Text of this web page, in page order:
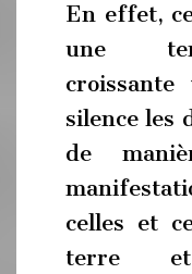
En effet,
une
silence les
de
celles et
terre et